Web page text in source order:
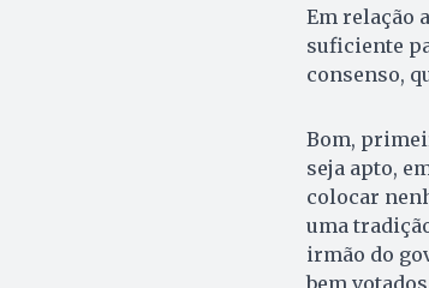
Em relação
suficiente
consenso,
Bom,
seja apto,
colocar
uma
irmão do